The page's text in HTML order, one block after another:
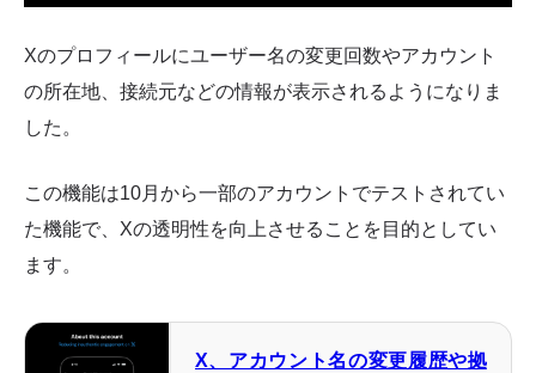
Xのプロフィールにユーザー名の変更回数やアカウント
の所在地、接続元などの情報が表示されるようになりま
した。
この機能は10月から一部のアカウントでテストされてい
た機能で、Xの透明性を向上させることを目的としてい
ます。
X、アカウント名の変更履歴や拠